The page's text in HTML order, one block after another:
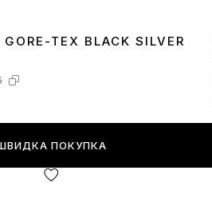
4445 TEX BLACK SILVER
ПОКУПКА